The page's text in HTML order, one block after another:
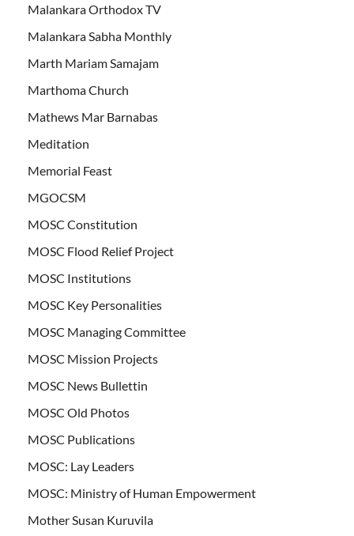
Malankara Orthodox TV
Malankara Sabha Monthly
Marth Mariam Samajam
Marthoma Church
Mathews Mar Barnabas
Meditation
Memorial Feast
MGOCSM
MOSC Constitution
MOSC Flood Relief Project
MOSC Institutions
MOSC Key Personalities
MOSC Managing Committee
MOSC Mission Projects
MOSC News Bullettin
MOSC Old Photos
MOSC Publications
MOSC: Lay Leaders
MOSC: Ministry of Human Empowerment
Mother Susan Kuruvila